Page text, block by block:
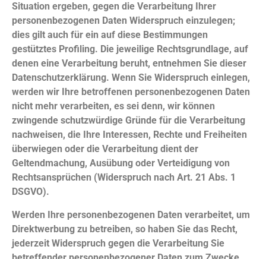
Situation ergeben, gegen die Verarbeitung Ihrer
personenbezogenen Daten Widerspruch einzulegen;
dies gilt auch für ein auf diese Bestimmungen
gestütztes Profiling. Die jeweilige Rechtsgrundlage, auf
denen eine Verarbeitung beruht, entnehmen Sie dieser
Datenschutzerklärung. Wenn Sie Widerspruch einlegen,
werden wir Ihre betroffenen personenbezogenen Daten
nicht mehr verarbeiten, es sei denn, wir können
zwingende schutzwürdige Gründe für die Verarbeitung
nachweisen, die Ihre Interessen, Rechte und Freiheiten
überwiegen oder die Verarbeitung dient der
Geltendmachung, Ausübung oder Verteidigung von
Rechtsansprüchen (Widerspruch nach Art. 21 Abs. 1
DSGVO).
Werden Ihre personenbezogenen Daten verarbeitet, um
Direktwerbung zu betreiben, so haben Sie das Recht,
jederzeit Widerspruch gegen die Verarbeitung Sie